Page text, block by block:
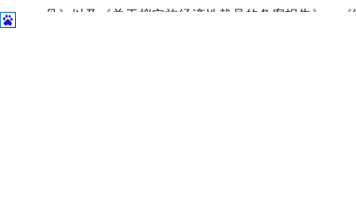
见》以及《关于拟实施经济性裁员的备案报告》、